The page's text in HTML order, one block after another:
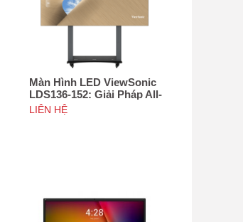
Màn Hình LED ViewSonic
LDS136-152: Giải Pháp All-
in-One Di Động Hàng Đầu
LIÊN HỆ